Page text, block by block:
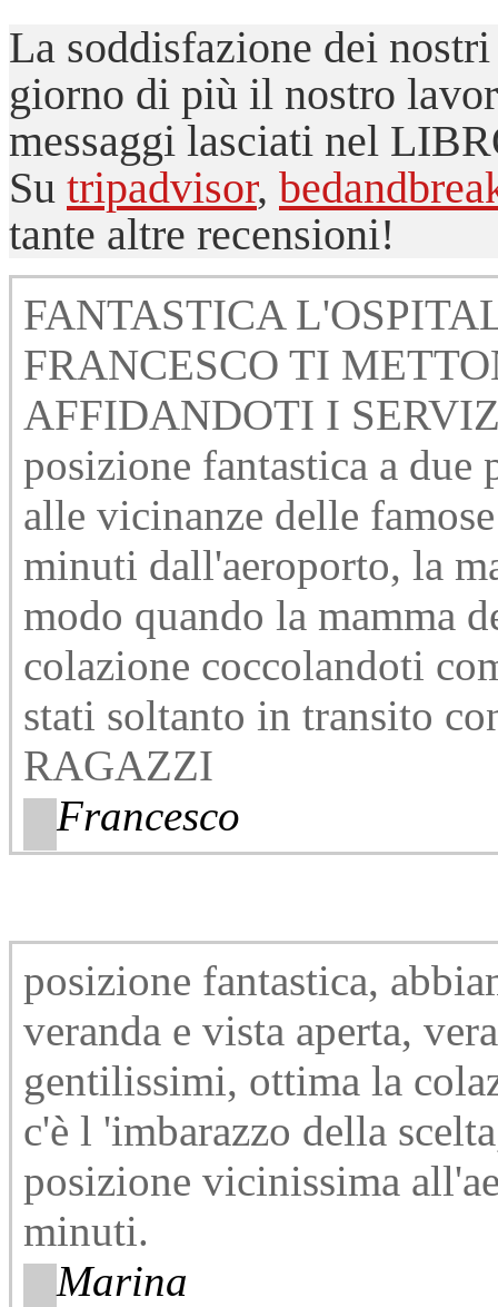
La soddisfazione dei
giorno di più il nostro
messaggi lasciati nel
Su tripadvisor,
tante altre recensioni!
FANTASTICA
FRANCESCO TI
AFFIDANDOTI I
posizione fantastica a due
alle vicinanze delle
minuti dall'aeroporto, la
modo quando la mamma
colazione coccolandoti
stati soltanto in transito
RAGAZZI
Francesco
posizione fantastica,
veranda e vista aperta,
gentilissimi, ottima la
c'è l 'imbarazzo della
posizione vicinissima
minuti.
Marina